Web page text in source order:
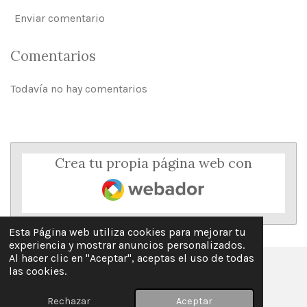
Esta Página web utiliza cookies para mejorar tu
experiencia y mostrar anuncios personalizados.
Al hacer clic en "Aceptar", aceptas el uso de todas
las cookies.
Rechazar Aceptar
Enviar comentario
Comentarios
Todavía no hay comentarios
Crea tu propia página web con
Webador
© 2025 - 2026 La Guía Keto en Español